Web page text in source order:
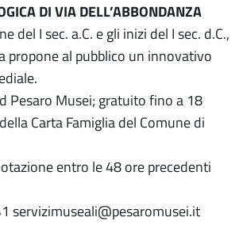
DI VIA DELL’ABBONDANZA
del I sec. a.C. e gli inizi del I sec. d.C.,
propone al pubblico un innovativo
Pesaro Musei; gratuito fino a 18
Carta Famiglia del Comune di
entro le 48 ore precedenti
servizimuseali@pesaromusei.it